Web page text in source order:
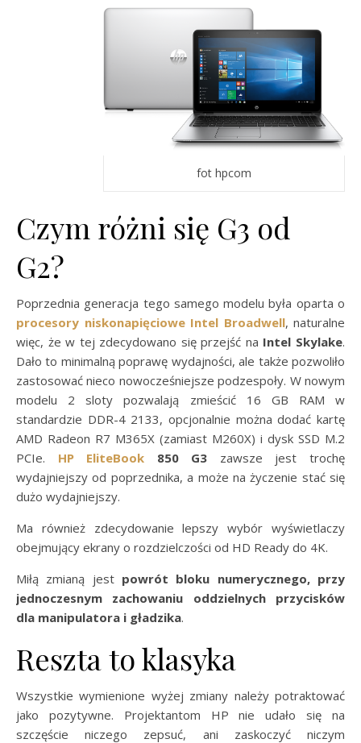
fot hpcom
Czym różni się G3 od
G2?
Poprzednia generacja tego samego modelu była oparta o
procesory niskonapięciowe Intel Broadwell, naturalne
więc, że w tej zdecydowano się przejść na Intel Skylake.
Dało to minimalną poprawę wydajności, ale także pozwoliło
zastosować nieco nowocześniejsze podzespoły. W nowym
modelu 2 sloty pozwalają zmieścić 16 GB RAM w
standardzie DDR-4 2133, opcjonalnie można dodać kartę
AMD Radeon R7 M365X (zamiast M260X) i dysk SSD M.2
PCIe. HP EliteBook 850 G3 zawsze jest trochę
wydajniejszy od poprzednika, a może na życzenie stać się
dużo wydajniejszy.
Ma również zdecydowanie lepszy wybór wyświetlaczy
obejmujący ekrany o rozdzielczości od HD Ready do 4K.
Miłą zmianą jest powrót bloku numerycznego, przy
jednoczesnym zachowaniu oddzielnych przycisków
dla manipulatora i gładzika.
Reszta to klasyka
Wszystkie wymienione wyżej zmiany należy potraktować
jako pozytywne. Projektantom HP nie udało się na
szczęście niczego zepsuć, ani zaskoczyć niczym